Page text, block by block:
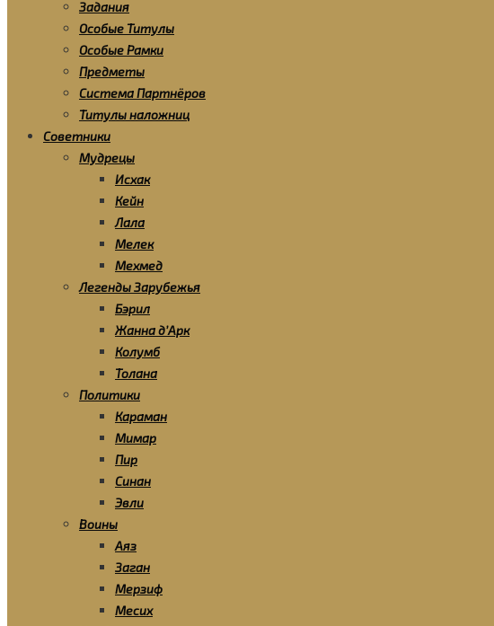
Задания
Особые Титулы
Особые Рамки
Предметы
Система Партнёров
Титулы наложниц
Советники
Мудрецы
Исхак
Кейн
Лала
Мелек
Мехмед
Легенды Зарубежья
Бэрил
Жанна д’Арк
Колумб
Толана
Политики
Караман
Мимар
Пир
Синан
Эвли
Воины
Аяз
Заган
Мерзиф
Месих